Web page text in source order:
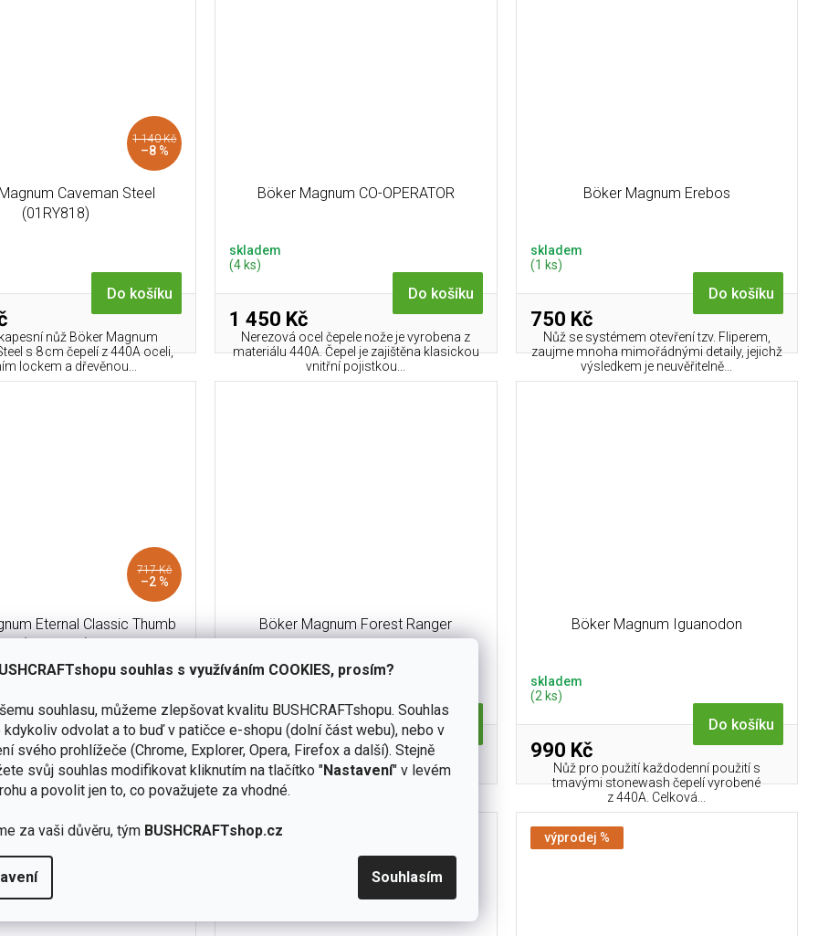
souhlas s využíváním COOKIES, prosím?
souhlasu, můžeme zlepšovat kvalitu BUSHCRAFTshopu. Souhlas
kdykoliv odvolat a to buď v patičce e-shopu (dolní část webu), nebo v
svého prohlížeče (Chrome, Explorer, Opera, Firefox a další). Stejně
svůj souhlas modifikovat kliknutím na tlačítko "Nastavení" v levém
a povolit jen to, co považujete za vhodné.
za vaši důvěru, tým BUSHCRAFTshop.cz
Souhlasím
1 140 Kč
–8 %
Caveman Steel
(01RY818)
Do košíku
nůž Böker Magnum
s 8 cm čepelí z 440A oceli,
lockem a dřevěnou...
Böker Magnum CO-OPERATOR
skladem
(4 ks)
1 450 Kč
Do košíku
Nerezová ocel čepele nože je vyrobena z
materiálu 440A. Čepel je zajištěna klasickou
vnitřní pojistkou...
Böker Magnum Erebos
skladem
(1 ks)
750 Kč
Do košíku
Nůž se systémem otevření tzv. Fliperem,
zaujme mnoha mimořádnými detaily, jejichž
výsledkem je neuvěřitelně...
717 Kč
–2 %
Eternal Classic Thumb
(01RY324)
Do košíku
nůž Böker Eternal Classic
9 cm čepelí z 440A oceli a
pro bezpečné...
Böker Magnum Forest Ranger
780 Kč
Do košíku
Čepel Clip-Point z nerezové oceli 440A má
pojistku typu Linerlock. Celková délka: 23,5
Böker Magnum Iguanodon
skladem
(2 ks)
990 Kč
Do košíku
Nůž pro použití každodenní použití s
tmavými stonewash čepelí vyrobené
z 440A. Celková...
výprodej %